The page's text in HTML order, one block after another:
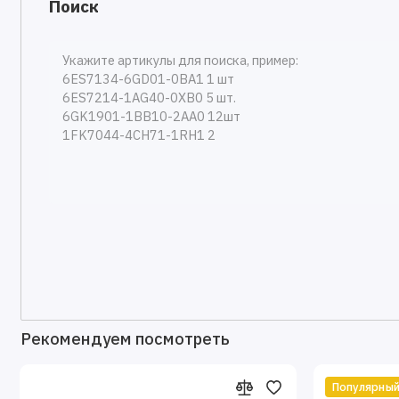
Поиск
Рекомендуем посмотреть
Популярный